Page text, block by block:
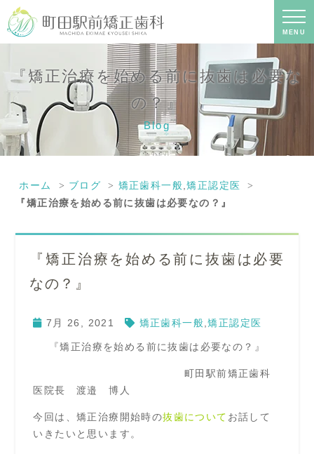
MENU
『矯正治療を始める前に抜歯は必要な
の？』｜町田の矯正歯科専門の歯科医
院｜土日診療-町田駅前矯正歯科
『矯正治療を始める前に抜歯は必要な
の？』
Blog
ホーム ブログ 矯正歯科一般 ,矯正認定医
『矯正治療を始める前に抜歯は必要なの？』
『矯正治療を始める前に抜歯は必要
なの？』
7月 26, 2021 矯正歯科一般 ,矯正認定医
『矯正治療を始める前に抜歯は必要なの？』
町田駅前矯正歯科
医院長 渡邉 博人
今回は、矯正治療開始時の抜歯について お話して
いきたいと思います。